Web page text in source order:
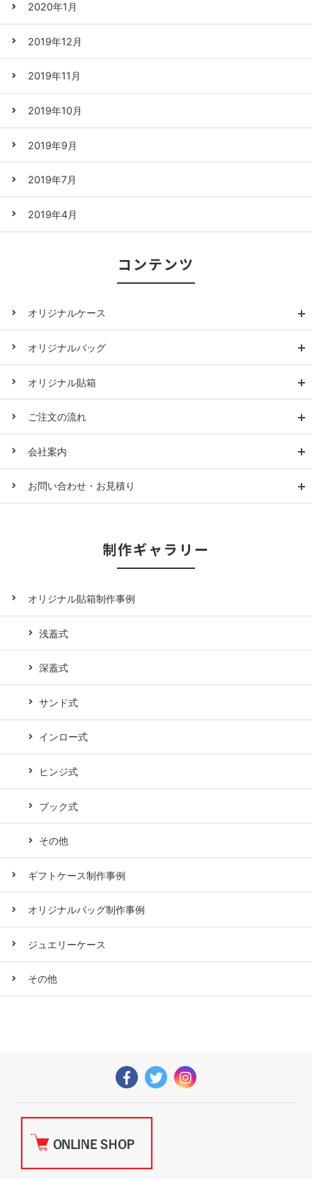
2020年1月
2019年12月
2019年11月
2019年10月
2019年9月
2019年7月
2019年4月
コンテンツ
オリジナルケース
オリジナルバッグ
オリジナル貼箱
ご注文の流れ
会社案内
お問い合わせ・お見積り
制作ギャラリー
オリジナル貼箱制作事例
浅蓋式
深蓋式
サンド式
インロー式
ヒンジ式
ブック式
その他
ギフトケース制作事例
オリジナルバッグ制作事例
ジュエリーケース
その他